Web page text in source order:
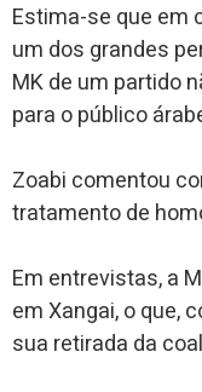
Estima-se que em
um dos grandes
MK de um partido
para o público
Zoabi comentou
tratamento de
Em entrevistas, a
em Xangai, o que,
sua retirada da